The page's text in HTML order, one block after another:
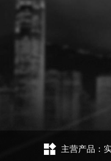
主营产品：